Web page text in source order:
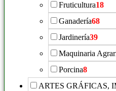
Fruticultura18
Ganadería68
Jardinería39
Maquinaria
Porcina8
ARTES GRÁFICAS,